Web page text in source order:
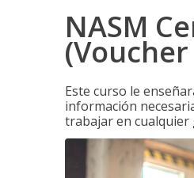
NASM
Este curso le
información
trabajar en cualquier